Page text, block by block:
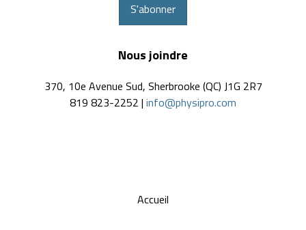
S'abonner
Nous joindre
370, 10e Avenue Sud, Sherbrooke (QC) J1G 2R7
819 823-2252 | info@physipro.com
Accueil